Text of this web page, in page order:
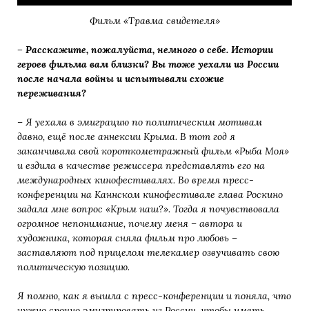
Фильм «Травма свидетеля»
– Расскажите, пожалуйста, немного о себе. Истории
героев фильма вам близки? Вы тоже уехали из России
после начала войны и испытывали схожие
переживания?
– Я уехала в эмиграцию по политическим мотивам
давно, ещё после аннексии Крыма. В тот год я
заканчивала свой короткометражный фильм «Рыба Моя»
и ездила в качестве режиссера представлять его на
международных кинофестивалях. Во время пресс-
конференции на Каннском кинофестивале глава Роскино
задала мне вопрос «Крым наш?». Тогда я почувствовала
огромное непонимание, почему меня – автора и
художника, которая сняла фильм про любовь –
заставляют под прицелом телекамер озвучивать свою
политическую позицию.
Я помню, как я вышла с пресс-конференции и поняла, что